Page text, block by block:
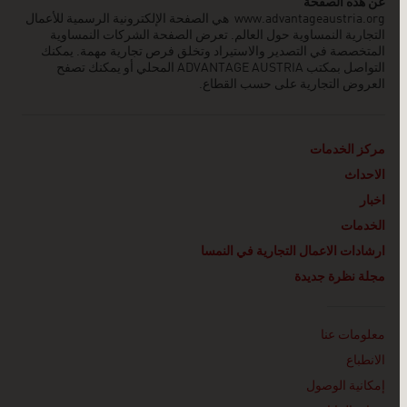
www.advantageaustria.orgهي الصفحة الإلكترونية الرسمية للأعمال
التجارية النمساوية حول العالم. تعرض الصفحة الشركات النمساوية
المتخصصة في التصدير والاستيراد وتخلق فرص تجارية مهمة. يمكنك
التواصل بمكتب ADVANTAGE AUSTRIA
المحلي أو يمكنك تصفح
العروض التجارية على حسب القطاع.
مركز الخدمات
الاحداث
اخبار
الخدمات
ارشادات الاعمال التجارية في النمسا
مجلة نظرة جديدة
معلومات عنا
الانطباع
إمكانية الوصول